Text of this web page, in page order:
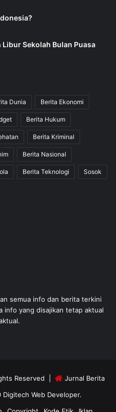
Sekolah Bulan Puasa
Dunia Berita Ekonomi
Berita Hukum
Berita Kriminal
Berita Nasional
Berita Teknologi Sosok
semua info dan berita terkini
info yang disajikan tetap aktual
Reserved |
Jurnal Berita
Digitech Web Developer.